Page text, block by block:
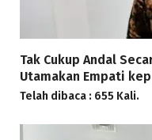
Tak Cukup Andal
Utamakan Empati
Telah dibaca : 655 Kali.